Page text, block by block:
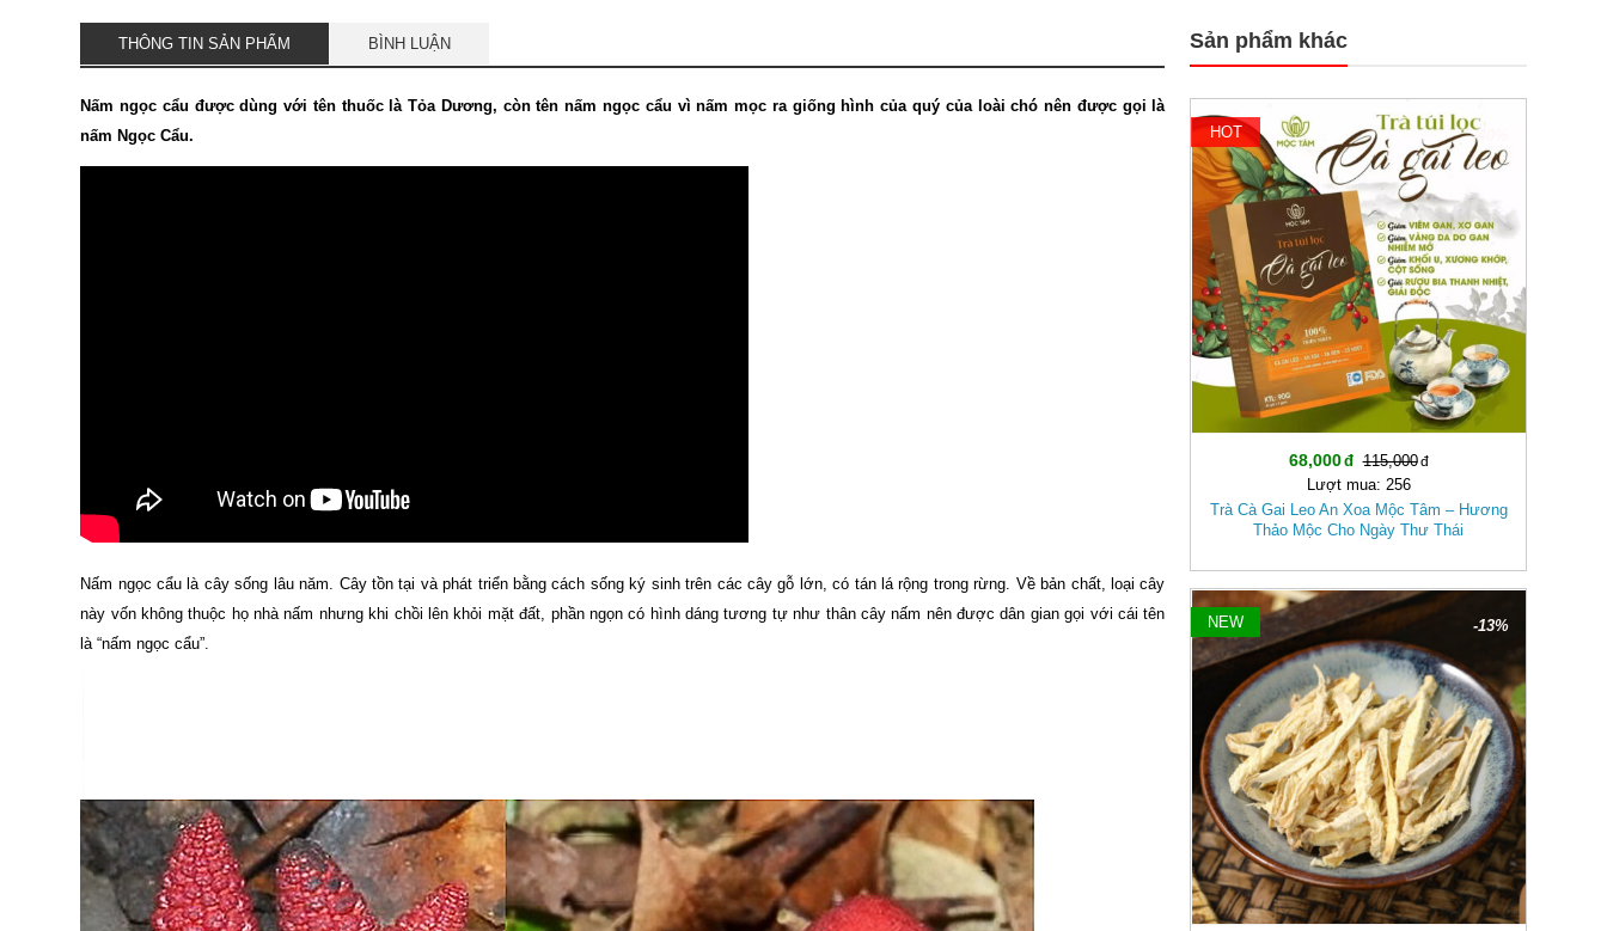
THÔNG TIN SẢN PHẨM BÌNH LUẬN
Nấm ngọc cẩu được dùng với tên thuốc là Tỏa Dương, còn tên nấm ngọc cẩu vì nấm mọc ra giống hình của quý của loài chó nên được gọi là
nấm Ngọc Cẩu.
Nấm ngọc cẩu là cây sống lâu năm. Cây tồn tại và phát triển bằng cách sống ký sinh trên các cây gỗ lớn, có tán lá rộng trong rừng. Về bản chất, loại cây
này vốn không thuộc họ nhà nấm nhưng khi chồi lên khỏi mặt đất, phần ngọn có hình dáng tương tự như thân cây nấm nên được dân gian gọi với cái tên
là “nấm ngọc cẩu”.
Sản phẩm khác
-40%
HOT
68,000
115,000
Lượt mua: 256
Trà Cà Gai Leo An Xoa Mộc Tâm – Hương
Thảo Mộc Cho Ngày Thư Thái
-13%
NEW